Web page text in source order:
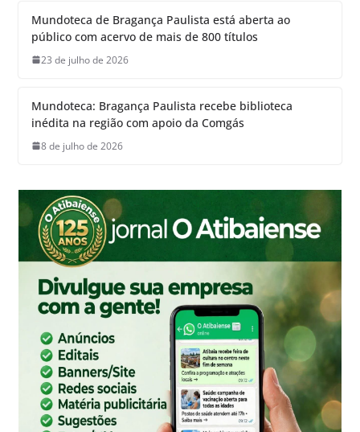
Mundoteca de Bragança Paulista está aberta ao
público com acervo de mais de 800 títulos
23 de julho de 2026
Mundoteca: Bragança Paulista recebe biblioteca
inédita na região com apoio da Comgás
8 de julho de 2026